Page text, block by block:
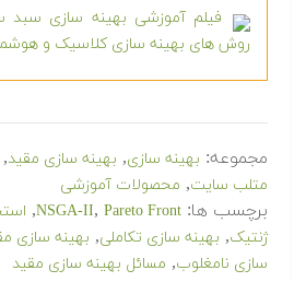
فیلم آموزشی بهینه سازی سبد
روش های بهینه سازی کلاسیک و
مجموعه: بهینه سازی, بهینه سازی مقید,
متلب سایت, محصولات آموزشی
برچسب ها: NSGA-II, Pareto Front
,
ژنتیک, بهینه سازی تکاملی, بهینه سازی
سازی نامغلوب, مسائل بهینه سازی مقید